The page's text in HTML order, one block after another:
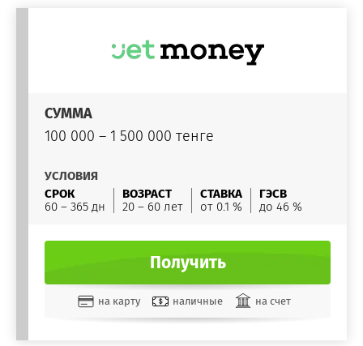
СУММА
100 000 – 1 500 000 тенге
УСЛОВИЯ
СРОК
60 – 365 дн
ВОЗРАСТ
20 – 60 лет
СТАВКА
от 0.1 %
ГЭСВ
до 46 %
Получить
на карту наличные на счет